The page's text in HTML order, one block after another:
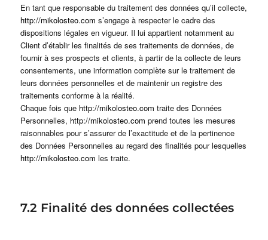
En tant que responsable du traitement des données qu’il collecte,
http://mikolosteo.com s’engage à respecter le cadre des
dispositions légales en vigueur. Il lui appartient notamment au
Client d’établir les finalités de ses traitements de données, de
fournir à ses prospects et clients, à partir de la collecte de leurs
consentements, une information complète sur le traitement de
leurs données personnelles et de maintenir un registre des
traitements conforme à la réalité.
Chaque fois que http://mikolosteo.com traite des Données
Personnelles, http://mikolosteo.com prend toutes les mesures
raisonnables pour s’assurer de l’exactitude et de la pertinence
des Données Personnelles au regard des finalités pour lesquelles
http://mikolosteo.com les traite.
7.2 Finalité des données collectées